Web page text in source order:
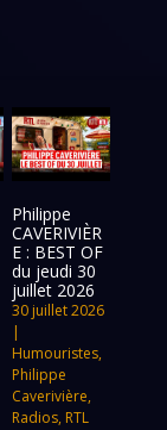
Philippe
CAVERIVIÈR
E : BEST OF
du jeudi 30
juillet 2026
30 juillet 2026
|
Humouristes,
Philippe
Caverivière,
Radios, RTL